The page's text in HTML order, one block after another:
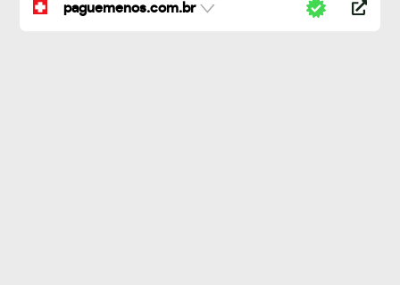
paguemenos.com.br